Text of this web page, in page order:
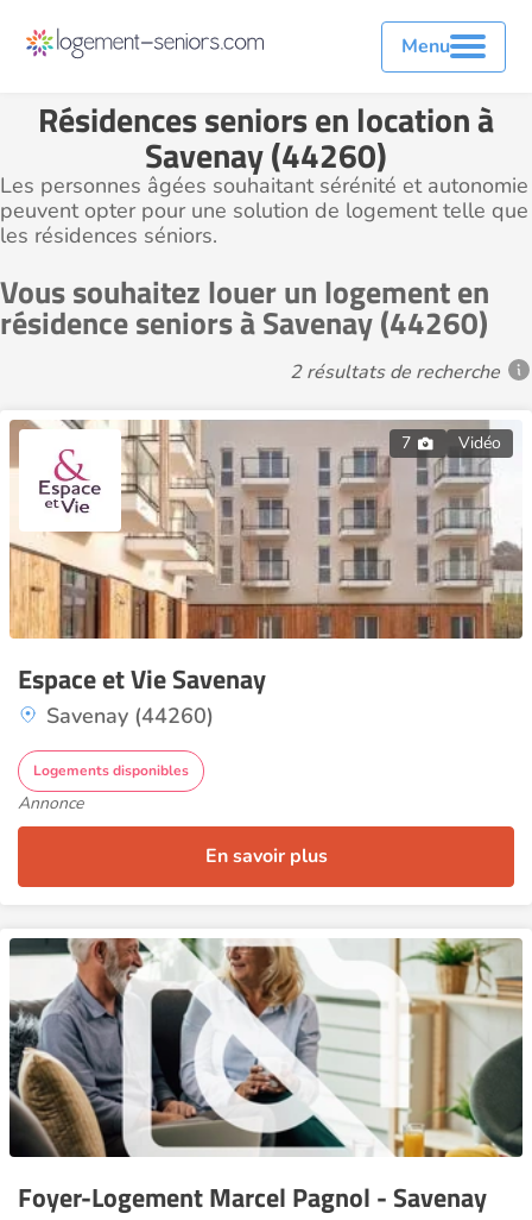
Menu
Résidences seniors en location à
Savenay (44260)
Les personnes âgées souhaitant sérénité et autonomie
peuvent opter pour une solution de logement telle que
les résidences séniors.
Vous souhaitez louer un logement en
résidence seniors à Savenay (44260)
2 résultats de recherche
7 Vidéo
Espace et Vie Savenay
Savenay (44260)
Logements disponibles
Annonce
En savoir plus
Foyer-Logement Marcel Pagnol - Savenay